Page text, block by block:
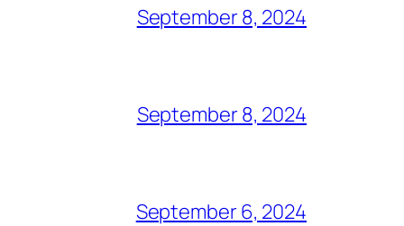
September 8, 2024
September 8, 2024
September 6, 2024